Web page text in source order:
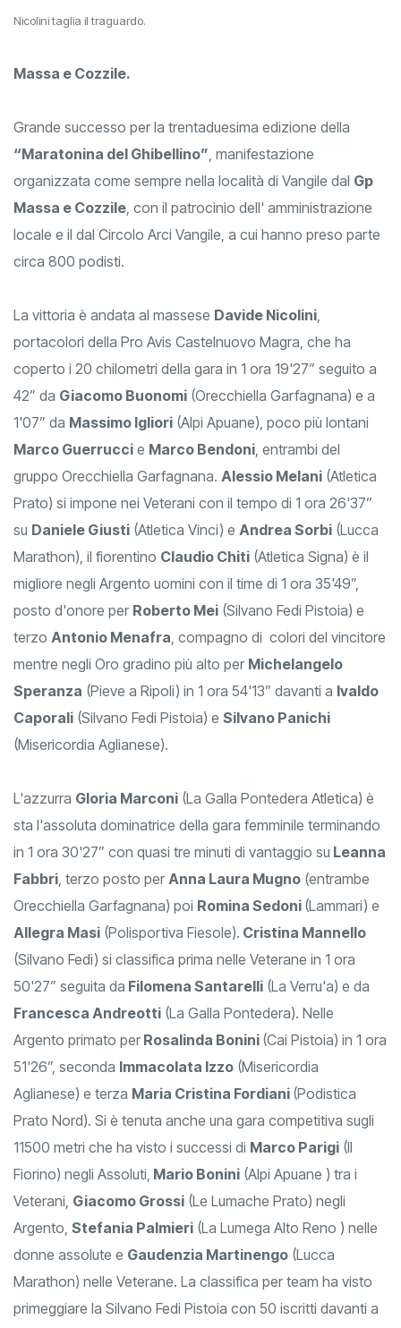
Nicolini taglia il traguardo.
Massa e Cozzile.
Grande successo per la trentaduesima edizione della
“Maratonina del Ghibellino”, manifestazione
organizzata come sempre nella località di Vangile dal Gp
Massa e Cozzile, con il patrocinio dell' amministrazione
locale e il dal Circolo Arci Vangile, a cui hanno preso parte
circa 800 podisti.
La vittoria è andata al massese Davide Nicolini,
portacolori della Pro Avis Castelnuovo Magra, che ha
coperto i 20 chilometri della gara in 1 ora 19'27” seguito a
42” da Giacomo Buonomi (Orecchiella Garfagnana) e a
1'07” da Massimo Igliori (Alpi Apuane), poco più lontani
Marco Guerrucci e Marco Bendoni, entrambi del
gruppo Orecchiella Garfagnana. Alessio Melani (Atletica
Prato) si impone nei Veterani con il tempo di 1 ora 26'37”
su Daniele Giusti (Atletica Vinci) e Andrea Sorbi (Lucca
Marathon), il fiorentino Claudio Chiti (Atletica Signa) è il
migliore negli Argento uomini con il time di 1 ora 35'49”,
posto d'onore per Roberto Mei (Silvano Fedi Pistoia) e
terzo Antonio Menafra, compagno di colori del vincitore
mentre negli Oro gradino più alto per Michelangelo
Speranza (Pieve a Ripoli) in 1 ora 54'13” davanti a Ivaldo
Caporali (Silvano Fedi Pistoia) e Silvano Panichi
(Misericordia Aglianese).
L'azzurra Gloria Marconi (La Galla Pontedera Atletica) è
sta l'assoluta dominatrice della gara femminile terminando
in 1 ora 30'27” con quasi tre minuti di vantaggio su Leanna
Fabbri, terzo posto per Anna Laura Mugno (entrambe
Orecchiella Garfagnana) poi Romina Sedoni (Lammari) e
Allegra Masi (Polisportiva Fiesole). Cristina Mannello
(Silvano Fedi) si classifica prima nelle Veterane in 1 ora
50'27” seguita da Filomena Santarelli (La Verru'a) e da
Francesca Andreotti (La Galla Pontedera). Nelle
Argento primato per Rosalinda Bonini (Cai Pistoia) in 1 ora
51'26”, seconda Immacolata Izzo (Misericordia
Aglianese) e terza Maria Cristina Fordiani (Podistica
Prato Nord). Si è tenuta anche una gara competitiva sugli
11500 metri che ha visto i successi di Marco Parigi (Il
Fiorino) negli Assoluti, Mario Bonini (Alpi Apuane ) tra i
Veterani, Giacomo Grossi (Le Lumache Prato) negli
Argento, Stefania Palmieri (La Lumega Alto Reno ) nelle
donne assolute e Gaudenzia Martinengo (Lucca
Marathon) nelle Veterane. La classifica per team ha visto
primeggiare la Silvano Fedi Pistoia con 50 iscritti davanti a